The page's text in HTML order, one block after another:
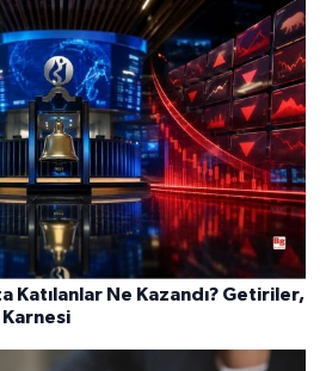
Katılanlar Ne Kazandı? Getiriler,
Karnesi